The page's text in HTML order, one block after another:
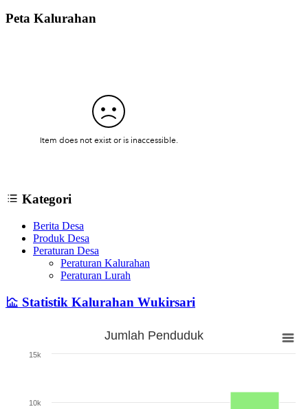
Peta Kalurahan
Kategori
Berita Desa
Produk Desa
Peraturan Desa
Peraturan Kalurahan
Peraturan Lurah
Statistik Kalurahan Wukirsari
The chart has 1 Y axis displaying Jumlah. Range: 0 to 15000.
Jumlah Penduduk
10k
15k